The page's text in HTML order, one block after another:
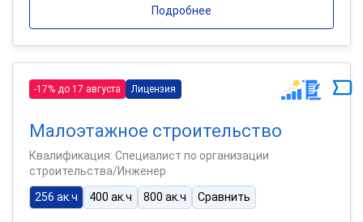
Подробнее
-17% до 17 августа Лицензия
Малоэтажное строительство
Квалификация: Специалист по организации
строительства/Инженер
256 ак.ч
400 ак.ч 800 ак.ч Сравнить